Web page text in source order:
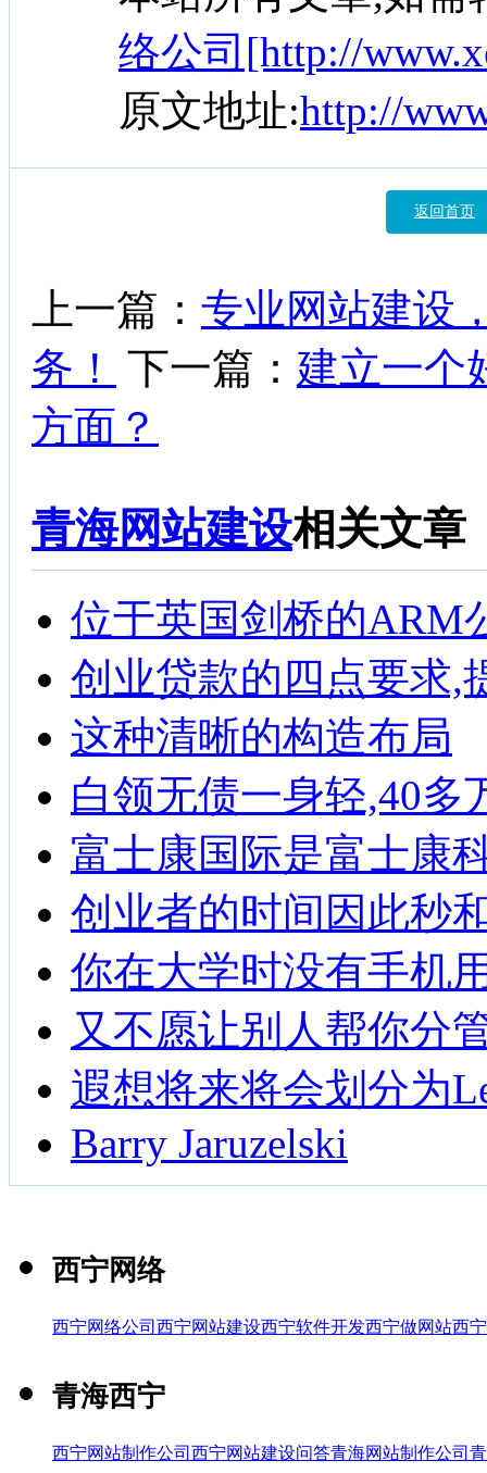
络公司[http://
原文地址:http://
返回首页
上一篇： 专业网站建设
务！
下一篇： 建立一个
方面？
青海网站建设相关文章
位于英国剑桥的ARM
创业贷款的四点要求,
这种清晰的构造布局
白领无债一身轻,40多
富士康国际是富士康
创业者的时间因此秒
你在大学时没有手机
又不愿让别人帮你分
遐想将来将会划分为
Barry Jaruzelski
西宁网络
西宁网络公司 西宁网站建设西宁软件开发西宁做网站西
青海西宁
西宁网站制作公司 西宁网站建设问答青海网站制作公司